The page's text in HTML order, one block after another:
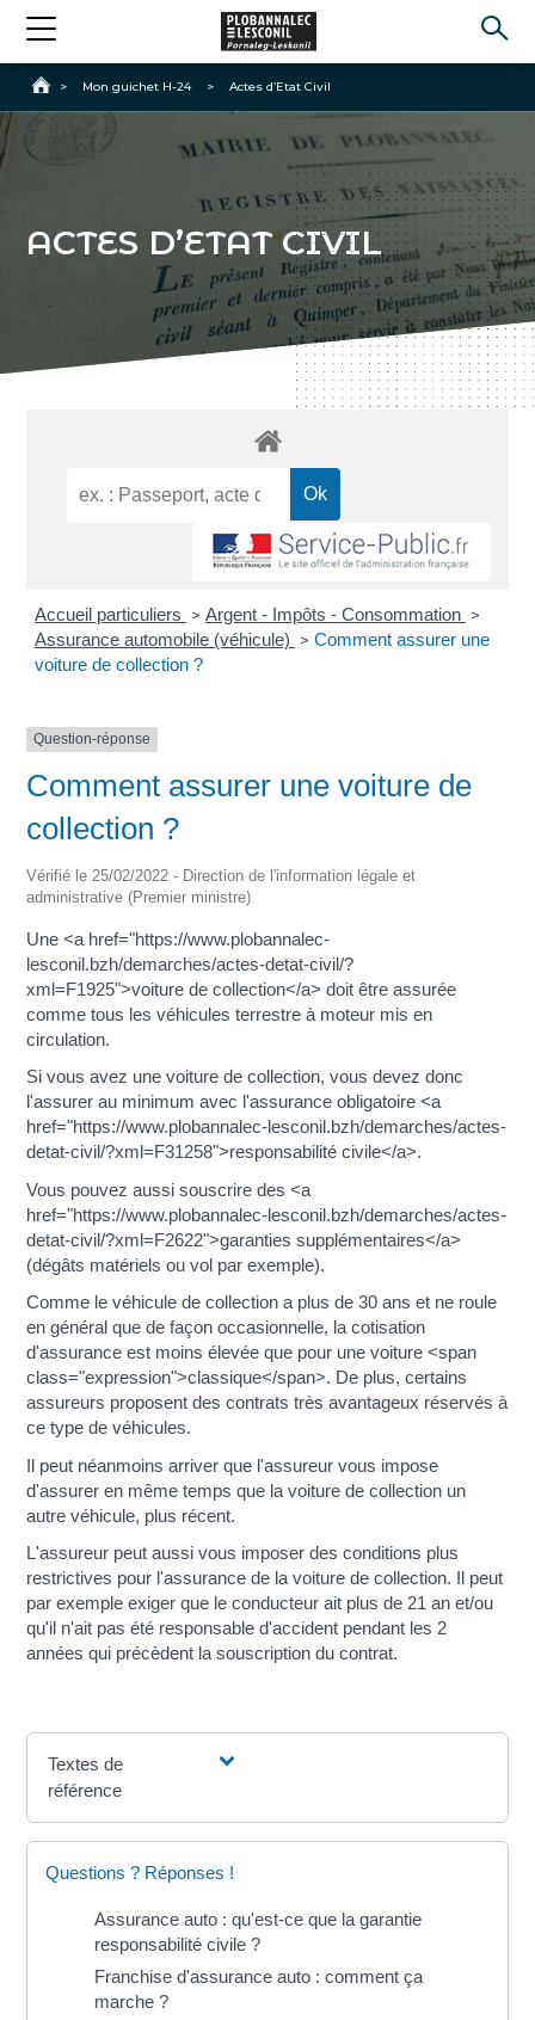
Accueil
> Mon guichet H-24 > Actes d’Etat Civil
ACTES D’ETAT CIVIL
Accueil particuliers > Argent - Impôts - Consommation >
Assurance automobile (véhicule) > Comment assurer une
voiture de collection ?
Question-réponse
Comment assurer une voiture de
collection ?
Vérifié le 25/02/2022 - Direction de l'information légale et
administrative (Premier ministre)
Une <a href="https://www.plobannalec-
lesconil.bzh/demarches/actes-detat-civil/?
xml=F1925">voiture de collection</a> doit être assurée
comme tous les véhicules terrestre à moteur mis en
circulation.
Si vous avez une voiture de collection, vous devez donc
l'assurer au minimum avec l'assurance obligatoire <a
href="https://www.plobannalec-lesconil.bzh/demarches/actes-
detat-civil/?xml=F31258">responsabilité civile</a>.
Vous pouvez aussi souscrire des <a
href="https://www.plobannalec-lesconil.bzh/demarches/actes-
detat-civil/?xml=F2622">garanties supplémentaires</a>
(dégâts matériels ou vol par exemple).
Comme le véhicule de collection a plus de 30 ans et ne roule
en général que de façon occasionnelle, la cotisation
d'assurance est moins élevée que pour une voiture <span
class="expression">classique</span>. De plus, certains
assureurs proposent des contrats très avantageux réservés à
ce type de véhicules.
Il peut néanmoins arriver que l'assureur vous impose
d'assurer en même temps que la voiture de collection un
autre véhicule, plus récent.
L'assureur peut aussi vous imposer des conditions plus
restrictives pour l'assurance de la voiture de collection. Il peut
par exemple exiger que le conducteur ait plus de 21 an et/ou
qu'il n'ait pas été responsable d'accident pendant les 2
années qui précèdent la souscription du contrat.
Textes de
référence
Questions ? Réponses !
Assurance auto : qu'est-ce que la garantie
responsabilité civile ?
Franchise d'assurance auto : comment ça
marche ?